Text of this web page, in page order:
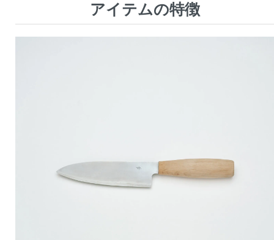
アイテムの特徴